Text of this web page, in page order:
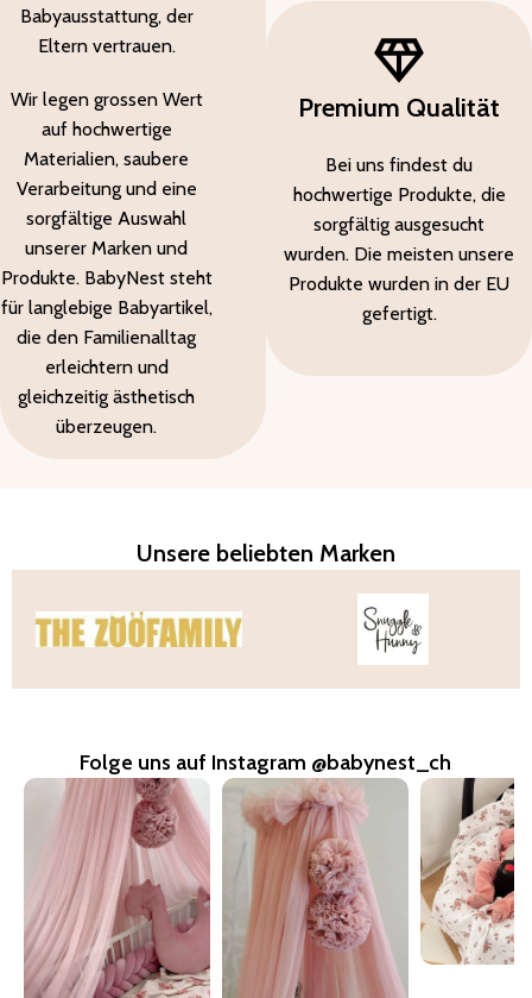
Babyausstattung, der
Eltern vertrauen.
Wir legen grossen Wert
auf hochwertige
Materialien, saubere
Verarbeitung und eine
sorgfältige Auswahl
unserer Marken und
Produkte. BabyNest steht
für langlebige Babyartikel,
die den Familienalltag
erleichtern und
gleichzeitig ästhetisch
überzeugen.
Premium Qualität
Bei uns findest du
hochwertige Produkte, die
sorgfältig ausgesucht
wurden. Die meisten unsere
Produkte wurden in der EU
gefertigt.
Unsere beliebten Marken
Folge uns auf Instagram @babynest_ch